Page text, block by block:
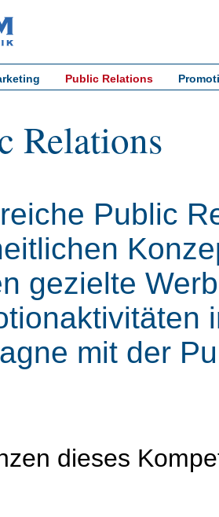
Public Relations
Relations
Public
gezielte
mit der
dieses